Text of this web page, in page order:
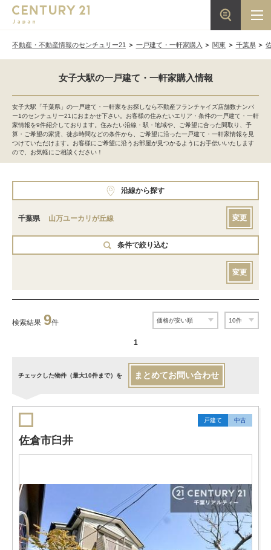
不動産・不動産情報のセンチュリー21 一戸建て・一軒家購入 関東 千葉県
女子大駅の一戸建て・一軒家購入情報
女子大駅「千葉県」の一戸建て・一軒家をお探しなら不動産フランチャイズ店舗数ナンバ
ー1のセンチュリー21におまかせ下さい。お客様の住みたいエリア・条件の一戸建て・一軒
家情報を9件紹介しております。住みたい沿線・駅・地域や、ご希望に合った間取り、予
算・ご希望の家賃、徒歩時間などの条件から、ご希望に沿った一戸建て・一軒家情報を見
つけていただけます。お客様にご希望に沿うお部屋が見つかるようにお手伝いいたします
ので、お気軽にご相談ください！
沿線から探す
千葉県 山万ユーカリが丘線 変更
条件で絞り込む
変更
検索結果 9件
1
チェックした物件（最大10件まで）を まとめてお問い合わせ
戸建て 中古
佐倉市臼井